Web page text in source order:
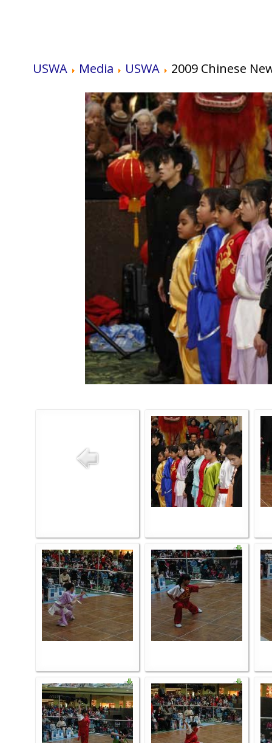
USWA Media USWA 2009 Chinese